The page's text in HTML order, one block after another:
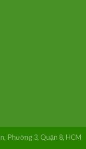
Phường 3, Quận 8, HCM